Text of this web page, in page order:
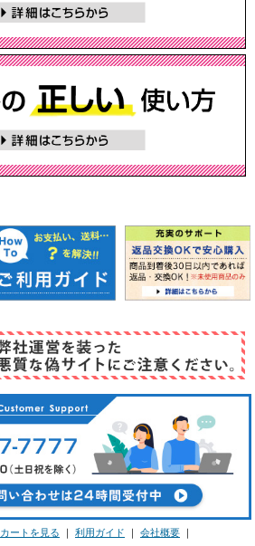
カートを見る ｜ 利用ガイド ｜ 会社概要 ｜